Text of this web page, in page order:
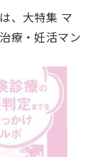
、大特集 マ
療・妊活マン